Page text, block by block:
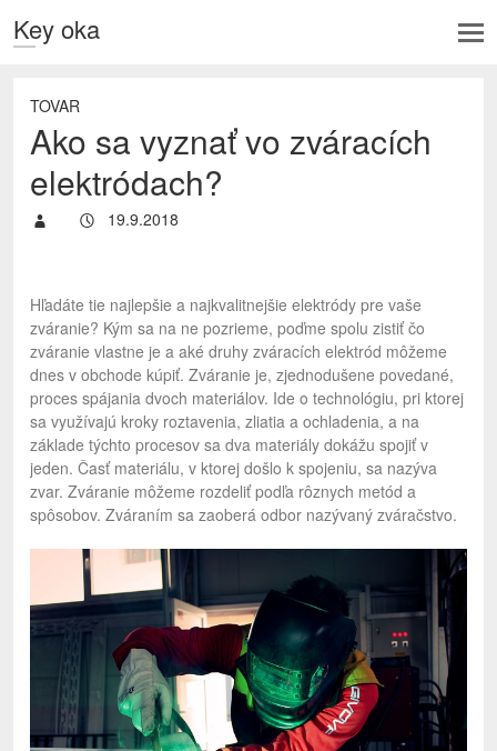
Key oka
TOVAR
Ako sa vyznať vo zváracích
elektródach?
19.9.2018
Hľadáte tie najlepšie a najkvalitnejšie elektródy pre vaše
zváranie? Kým sa na ne pozrieme, poďme spolu zistiť čo
zváranie vlastne je a aké druhy zváracích elektród môžeme
dnes v obchode kúpiť. Zváranie je, zjednodušene povedané,
proces spájania dvoch materiálov. Ide o technológiu, pri ktorej
sa využívajú kroky roztavenia, zliatia a ochladenia, a na
základe týchto procesov sa dva materiály dokážu spojiť v
jeden. Časť materiálu, v ktorej došlo k spojeniu, sa nazýva
zvar. Zváranie môžeme rozdeliť podľa rôznych metód a
spôsobov. Zváraním sa zaoberá odbor nazývaný zváračstvo.